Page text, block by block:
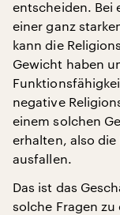
entscheiden. Bei
einer ganz
kann die
Gewicht haben
negative
einem solchen
erhalten, also
ausfallen.
Das ist das
solche Fragen